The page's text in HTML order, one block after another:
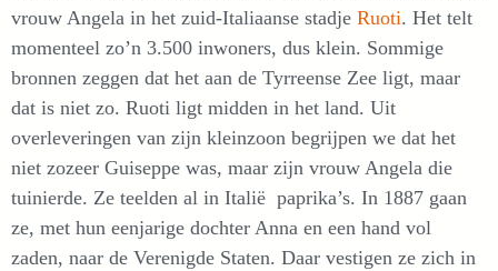
vrouw Angela in het zuid-Italiaanse stadje Ruoti. Het telt
momenteel zo’n 3.500 inwoners, dus klein. Sommige
bronnen zeggen dat het aan de Tyrreense Zee ligt, maar
dat is niet zo. Ruoti ligt midden in het land. Uit
overleveringen van zijn kleinzoon begrijpen we dat het
niet zozeer Guiseppe was, maar zijn vrouw Angela die
tuinierde. Ze teelden al in Italië paprika’s. In 1887 gaan
ze, met hun eenjarige dochter Anna en een hand vol
zaden, naar de Verenigde Staten. Daar vestigen ze zich in